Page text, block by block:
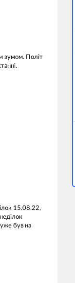
зумом. Політ
15.08.22,
був на